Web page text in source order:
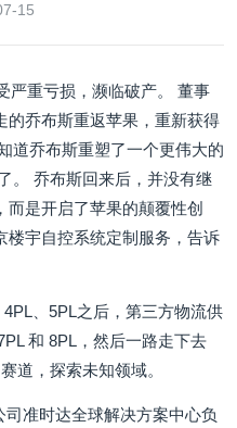
15
严重亏损，濒临破产。 董事
的乔布斯重返苹果，重新获得
道乔布斯重塑了一个更伟大的
。 乔布斯回来后，并没有继
是开启了苹果的颠覆性创
楼宇自控系统定制服务，告诉
、5PL之后，第三方物流供
和 8PL，然后一路走下去
道，探索未知领域。
准时达全球解决方案中心负